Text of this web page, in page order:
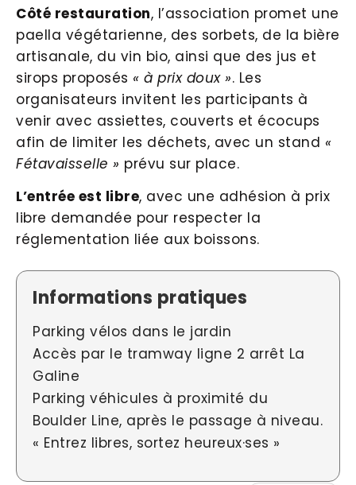
Côté restauration, l’association promet une
paella végétarienne, des sorbets, de la bière
artisanale, du vin bio, ainsi que des jus et
sirops proposés « à prix doux ». Les
organisateurs invitent les participants à
venir avec assiettes, couverts et écocups
afin de limiter les déchets, avec un stand «
Fétavaisselle » prévu sur place.
L’entrée est libre, avec une adhésion à prix
libre demandée pour respecter la
réglementation liée aux boissons.
Informations pratiques
Parking vélos dans le jardin
Accès par le tramway ligne 2 arrêt La
Galine
Parking véhicules à proximité du
Boulder Line, après le passage à niveau.
« Entrez libres, sortez heureux·ses »